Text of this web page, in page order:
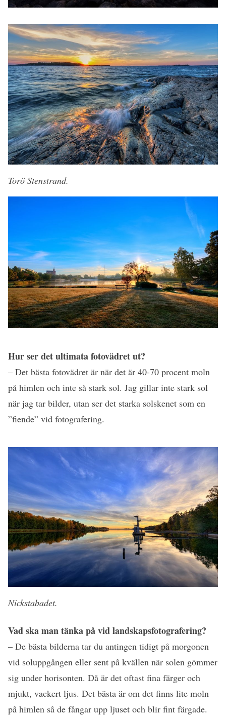
Torö Stenstrand.
Hur ser det ultimata fotovädret ut?
– Det bästa fotovädret är när det är 40-70 procent moln
på himlen och inte så stark sol. Jag gillar inte stark sol
när jag tar bilder, utan ser det starka solskenet som en
”fiende” vid fotografering.
Nickstabadet.
Vad ska man tänka på vid landskapsfotografering?
– De bästa bilderna tar du antingen tidigt på morgonen
vid soluppgången eller sent på kvällen när solen gömmer
sig under horisonten. Då är det oftast fina färger och
mjukt, vackert ljus. Det bästa är om det finns lite moln
på himlen så de fångar upp ljuset och blir fint färgade.